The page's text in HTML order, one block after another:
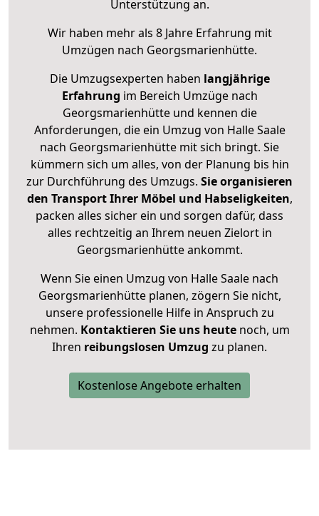
Unterstützung an.
Wir haben mehr als 8 Jahre Erfahrung mit
Umzügen nach Georgsmarienhütte.
Die Umzugsexperten haben langjährige
Erfahrung im Bereich Umzüge nach
Georgsmarienhütte und kennen die
Anforderungen, die ein Umzug von Halle Saale
nach Georgsmarienhütte mit sich bringt. Sie
kümmern sich um alles, von der Planung bis hin
zur Durchführung des Umzugs. Sie organisieren
den Transport Ihrer Möbel und Habseligkeiten,
packen alles sicher ein und sorgen dafür, dass
alles rechtzeitig an Ihrem neuen Zielort in
Georgsmarienhütte ankommt.
Wenn Sie einen Umzug von Halle Saale nach
Georgsmarienhütte planen, zögern Sie nicht,
unsere professionelle Hilfe in Anspruch zu
nehmen. Kontaktieren Sie uns heutenoch, um
Ihren reibungslosen Umzug zu planen.
Kostenlose Angebote erhalten